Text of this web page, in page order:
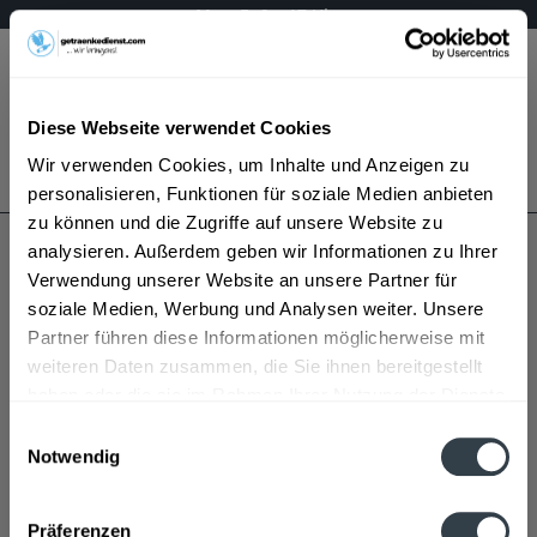
Diese Webseite verwendet Cookies
Wir verwenden Cookies, um Inhalte und Anzeigen zu
personalisieren, Funktionen für soziale Medien anbieten
zu können und die Zugriffe auf unsere Website zu
analysieren. Außerdem geben wir Informationen zu Ihrer
Verwendung unserer Website an unsere Partner für
soziale Medien, Werbung und Analysen weiter. Unsere
Partner führen diese Informationen möglicherweise mit
weiteren Daten zusammen, die Sie ihnen bereitgestellt
Notwendig
Präferenzen
Mo – Fr 9 – 17 Uhr
Menü
Bestellung widerrufen
Es gilt unsere Datenschutzerklärung
Westheimer
Städten, Orten und Postleitzahl-Gebieten geliefert